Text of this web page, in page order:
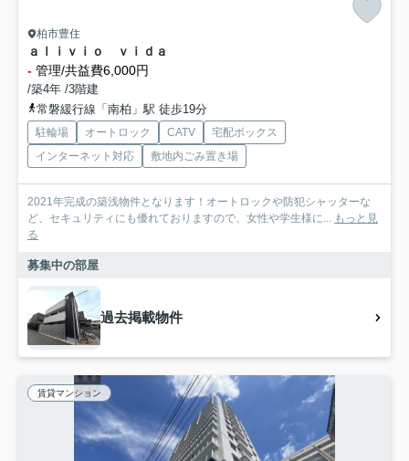
柏市豊住
ａｌｉｖｉｏ ｖｉｄａ
- 管理/共益費6,000円
/築4年 /3階建
常磐緩行線「南柏」駅 徒歩19分
駐輪場 オートロック CATV
宅配ボックス
インターネット対応
敷地内ごみ置き場
2021年完成の築浅物件となります！オートロックや防犯シャッターな
ど、セキュリティにも優れておりますので、女性や学生様に... もっと見
る
募集中の部屋
過去掲載物件
賃貸マンション